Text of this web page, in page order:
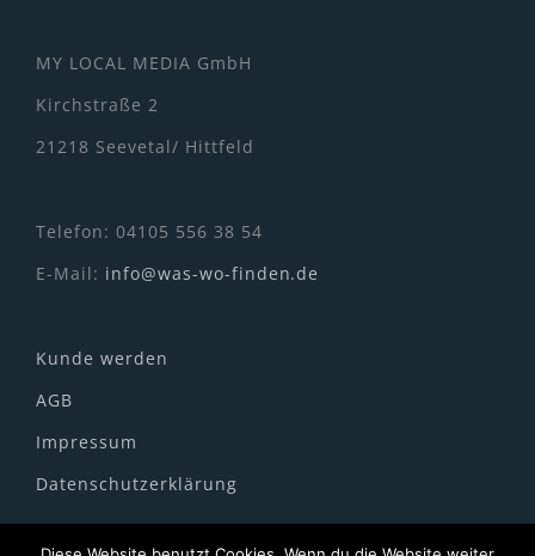
MY LOCAL MEDIA GmbH
Kirchstraße 2
21218 Seevetal/ Hittfeld
Telefon: 04105 556 38 54
E-Mail: info@was-wo-finden.de
Kunde werden
AGB
Impressum
Datenschutzerklärung